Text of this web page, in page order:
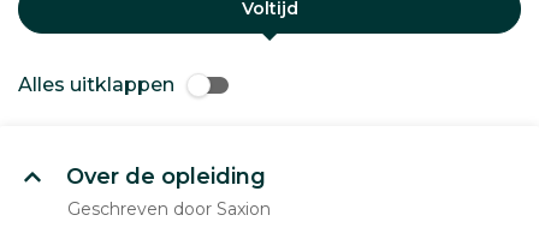
Voltijd
Alles uitklappen
Over de opleiding
Geschreven door Saxion